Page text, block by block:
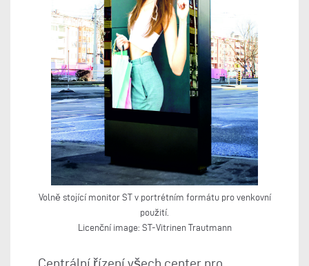
Volně stojící monitor ST v portrétním formátu pro venkovní
použití.
Licenční image: ST-Vitrinen Trautmann